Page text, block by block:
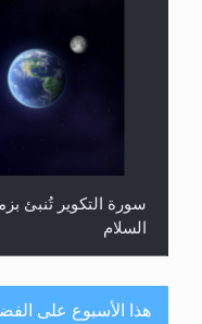
سورة التكوير تُنبئ
السلام
هذا الأسبوع على